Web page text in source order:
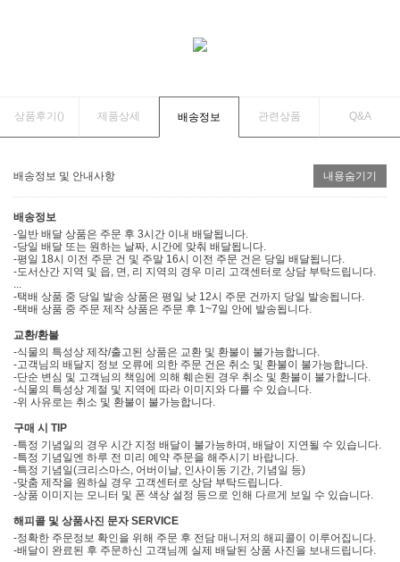
상품후기() 제품상세 배송정보 관련상품 Q&A
배송정보 및 안내사항 내용숨기기
배송정보
-일반 배달 상품은 주문 후 3시간 이내 배달됩니다.
-당일 배달 또는 원하는 날짜, 시간에 맞춰 배달됩니다.
-평일 18시 이전 주문 건 및 주말 16시 이전 주문 건은 당일 배달됩니다.
-도서산간 지역 및 읍, 면, 리 지역의 경우 미리 고객센터로 상담 부탁드립니다.
-택배 상품 중 당일 발송 상품은 평일 낮 12시 주문 건까지 당일 발송됩니다.
-택배 상품 중 주문 제작 상품은 주문 후 1~7일 안에 발송됩니다.
교환/환불
-식물의 특성상 제작/출고된 상품은 교환 및 환불이 불가능합니다.
-고객님의 배달지 정보 오류에 의한 주문 건은 취소 및 환불이 불가능합니다.
-단순 변심 및 고객님의 책임에 의해 훼손된 경우 취소 및 환불이 불가합니다.
-식물의 특성상 계절 및 지역에 따라 이미지와 다를 수 있습니다.
-위 사유로는 취소 및 환불이 불가능합니다.
구매 시 TIP
-특정 기념일의 경우 시간 지정 배달이 불가능하며, 배달이 지연될 수 있습니다.
-특정 기념일엔 하루 전 미리 예약 주문을 해주시기 바랍니다.
-특정 기념일(크리스마스, 어버이날, 인사이동 기간, 기념일 등)
-맞춤 제작을 원하실 경우 고객센터로 상담 부탁드립니다.
-상품 이미지는 모니터 및 폰 색상 설정 등으로 인해 다르게 보일 수 있습니다.
해피콜 및 상품사진 문자 SERVICE
-정확한 주문정보 확인을 위해 주문 후 전담 매니저의 해피콜이 이루어집니다.
-배달이 완료된 후 주문하신 고객님께 실제 배달된 상품 사진을 보내드립니다.